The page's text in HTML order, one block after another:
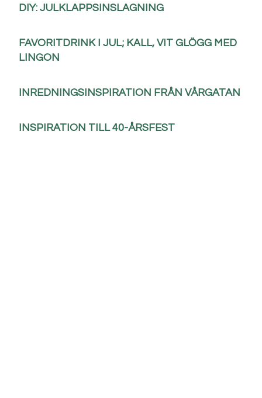
DIY: JULKLAPPSINSLAGNING
FAVORITDRINK I JUL; KALL, VIT GLÖGG MED
LINGON
INREDNINGSINSPIRATION FRÅN VÅRGATAN
INSPIRATION TILL 40-ÅRSFEST